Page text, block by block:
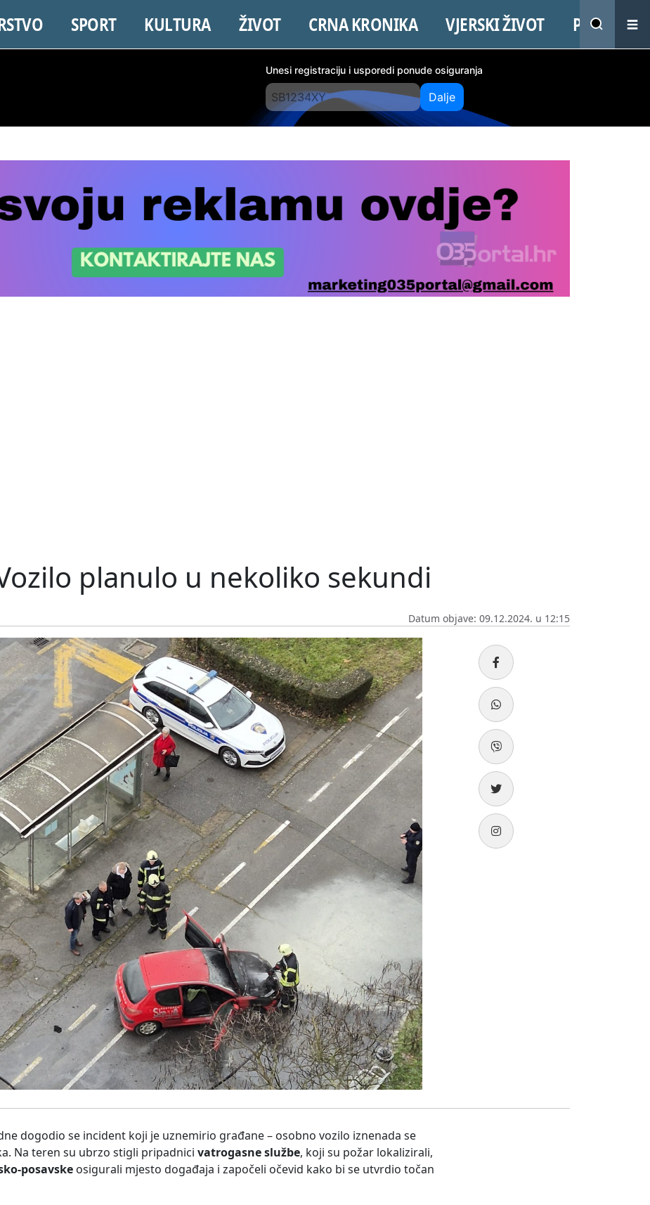
SPORT KULTURA ŽIVOT CRNA KRONIKA VJERSKI ŽIVOT PROMO
Unesi registraciju i usporedi ponude osiguranja
Dalje
planulo u nekoliko sekundi
Datum objave: 09.12.2024. u 12:15
dogodio se incident koji je uznemirio građane – osobno vozilo iznenada se
Na teren su ubrzo stigli pripadnici vatrogasne službe, koji su požar lokalizirali,
posavske osigurali mjesto događaja i započeli očevid kako bi se utvrdio točan